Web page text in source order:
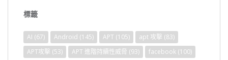
標籤
AI (67) Android (145) APT (105) apt 攻擊 (83)
APT攻擊 (53) APT 進階持續性威脅 (93) facebook (100)